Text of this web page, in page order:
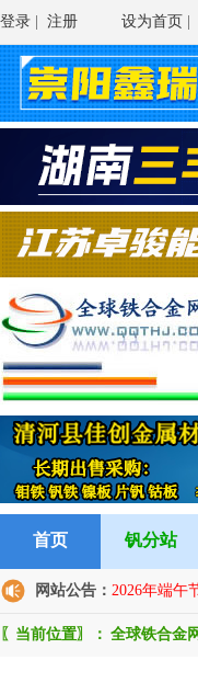
登录 注册 设为首页
首页 钒分站
网站公告： 2026年端午
〖当前位置〗： 全球铁合金